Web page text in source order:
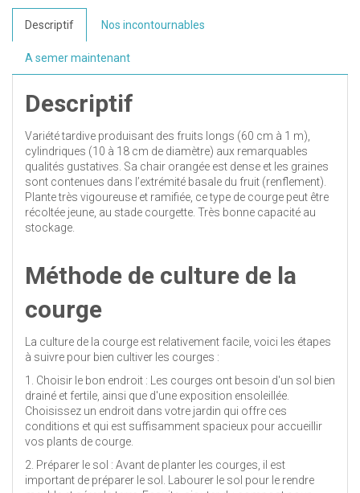
Descriptif Nos incontournables
A semer maintenant
Descriptif
Variété tardive produisant des fruits longs (60 cm à 1 m),
cylindriques (10 à 18 cm de diamètre) aux remarquables
qualités gustatives. Sa chair orangée est dense et les graines
sont contenues dans l’extrémité basale du fruit (renflement).
Plante très vigoureuse et ramifiée, ce type de courge peut être
récoltée jeune, au stade courgette. Très bonne capacité au
stockage.
Méthode de culture de la
courge
La culture de la courge est relativement facile, voici les étapes
à suivre pour bien cultiver les courges :
1. Choisir le bon endroit : Les courges ont besoin d'un sol bien
drainé et fertile, ainsi que d'une exposition ensoleillée.
Choisissez un endroit dans votre jardin qui offre ces
conditions et qui est suffisamment spacieux pour accueillir
vos plants de courge.
2. Préparer le sol : Avant de planter les courges, il est
important de préparer le sol. Labourer le sol pour le rendre